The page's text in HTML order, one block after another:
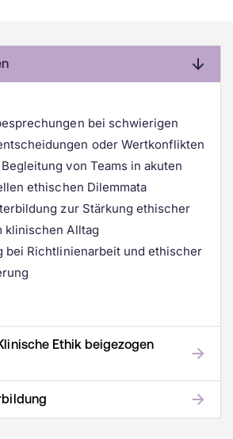
bei schwierigen
oder Wertkonflikten
von Teams in akuten
ethischen Dilemmata
zur Stärkung ethischer
klinischen Alltag
bei Richtlinienarbeit und ethischer
Ethik beigezogen